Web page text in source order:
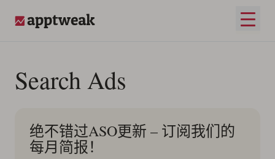
打开
Search Ads
绝不错过ASO更新 – 订阅我们的
每月简报！